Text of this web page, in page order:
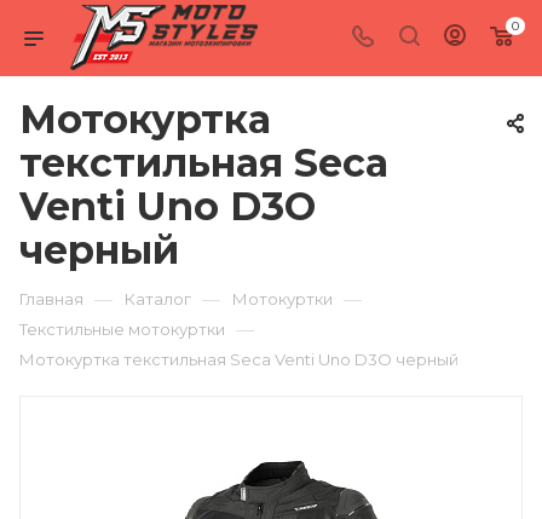
0
Мотокуртка
текстильная Seca
Venti Uno D3O
черный
Главная — Каталог — Мотокуртки —
Текстильные мотокуртки —
Мотокуртка текстильная Seca Venti Uno D3O черный